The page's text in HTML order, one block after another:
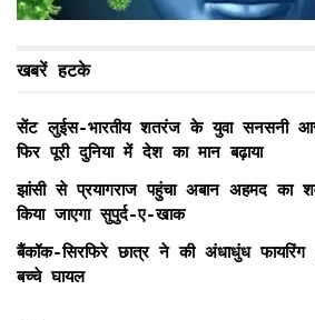
खबरें हटके
सेंट लुईस-भारतीय शतरंज के युवा सनसनी
फिर पूरी दुनिया में देश का मान बढ़ाया
झांसी से प्रयागराज पहुंचा अबान अहमद
किया जाएगा सुपुर्द-ए-खाक
बैंकॉक-सिरफिरे छात्र ने की अंधाधुंध
बच्चे घायल